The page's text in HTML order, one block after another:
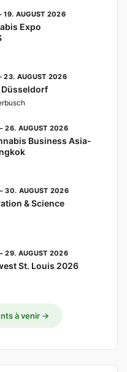
19. AUGUST 2026
Expo
23. AUGUST 2026
26. AUGUST 2026
Business Asia-
30. AUGUST 2026
& Science
29. AUGUST 2026
St. Louis 2026
à venir →